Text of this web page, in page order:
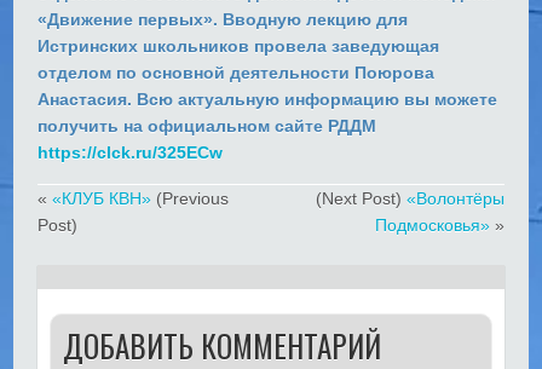
«Движение первых». Вводную лекцию для
Истринских школьников провела заведующая
отделом по основной деятельности Поюрова
Анастасия. Всю актуальную информацию вы можете
получить на официальном сайте РДДМ
https://clck.ru/325ECw
««КЛУБ КВН» (Previous
Post)
(Next Post) «Волонтёры
Подмосковья»»
ДОБАВИТЬ КОММЕНТАРИЙ